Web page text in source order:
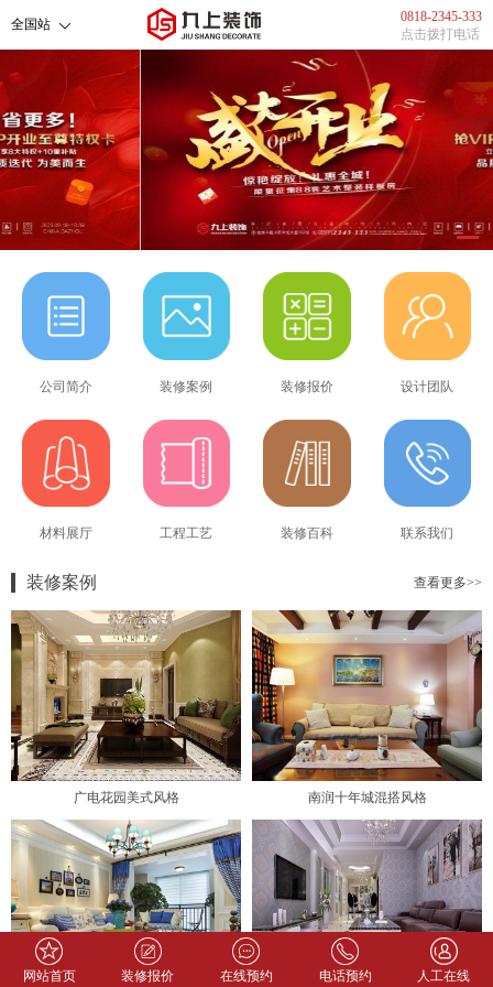
全国站
0818-2345-333
点击拨打电话
1
公司简介 装修案例 装修报价 设计团队
材料展厅 工程工艺 装修百科 联系我们
装修案例 查看更多>>
广电花园美式风格 南润十年城混搭风格
网站首页 装修报价 在线预约 电话预约 人工在线